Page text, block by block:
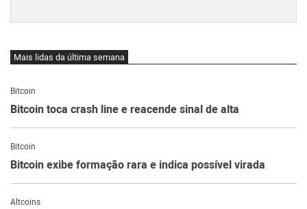
Mais lidas da última semana
Bitcoin
Bitcoin toca crash line e reacende sinal de alta
Bitcoin
Bitcoin exibe formação rara e indica possível virada
Altcoins